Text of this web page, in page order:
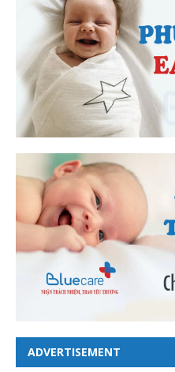
ADVERTISEMENT